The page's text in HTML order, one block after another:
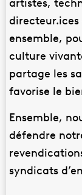
directeur.ices
ensemble,
culture
partage les
favorise le
Ensemble,
défendre
syndicats